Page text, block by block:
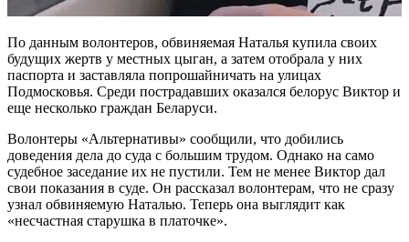
По данным волонтеров, обвиняемая Наталья купила своих
будущих жертв у местных цыган, а затем отобрала у них
паспорта и заставляла попрошайничать на улицах
Подмосковья. Среди пострадавших оказался белорус Виктор и
еще несколько граждан Беларуси.
Волонтеры «Альтернативы» сообщили, что добились
доведения дела до суда с большим трудом. Однако на само
судебное заседание их не пустили. Тем не менее Виктор дал
свои показания в суде. Он рассказал волонтерам, что не сразу
узнал обвиняемую Наталью. Теперь она выглядит как
«несчастная старушка в платочке».